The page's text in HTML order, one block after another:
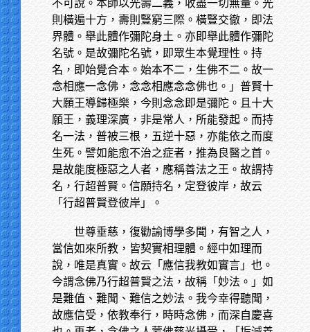
不可說。本師以光壽二義，收盡一切無量。光
則橫遍十方，壽則豎窮三際。橫豎交徹，即法
界體。舉此體作彌陀身土。亦即舉此體作彌陀
名號。是故彌陀名號，即眾生本覺理性。持
名，即始覺合本。始本不二，生佛不二。故一
念相應一念佛，念念相應念念佛也。」普賢十
大願王導歸極樂，今則念念即是彌陀。且十大
願王，義理深廣，非是常人，所能發起。而持
名一法，普被三根，五逆十惡，亦能依之而度
生死。譬如能愈不治之症者，推為良醫之首。
是故能度極惡之人者，應稱善法之王。故謂持
名，行超普賢。信願持名，定登彼岸，故云
「行超普賢登彼岸」。
世尊垂慈，復勸諭博學多聞，有智之人，
當信如來所教，皆契實相理體。經中如理而
說，唯是真實。故云「應信我教如實言」也。
今謂念佛乃行超普賢之法，故稱「妙法。」如
是難值、難聞、難信之妙法。我今幸得聽聞，
故應信受，依教奉行，時時念佛，而深自慶喜